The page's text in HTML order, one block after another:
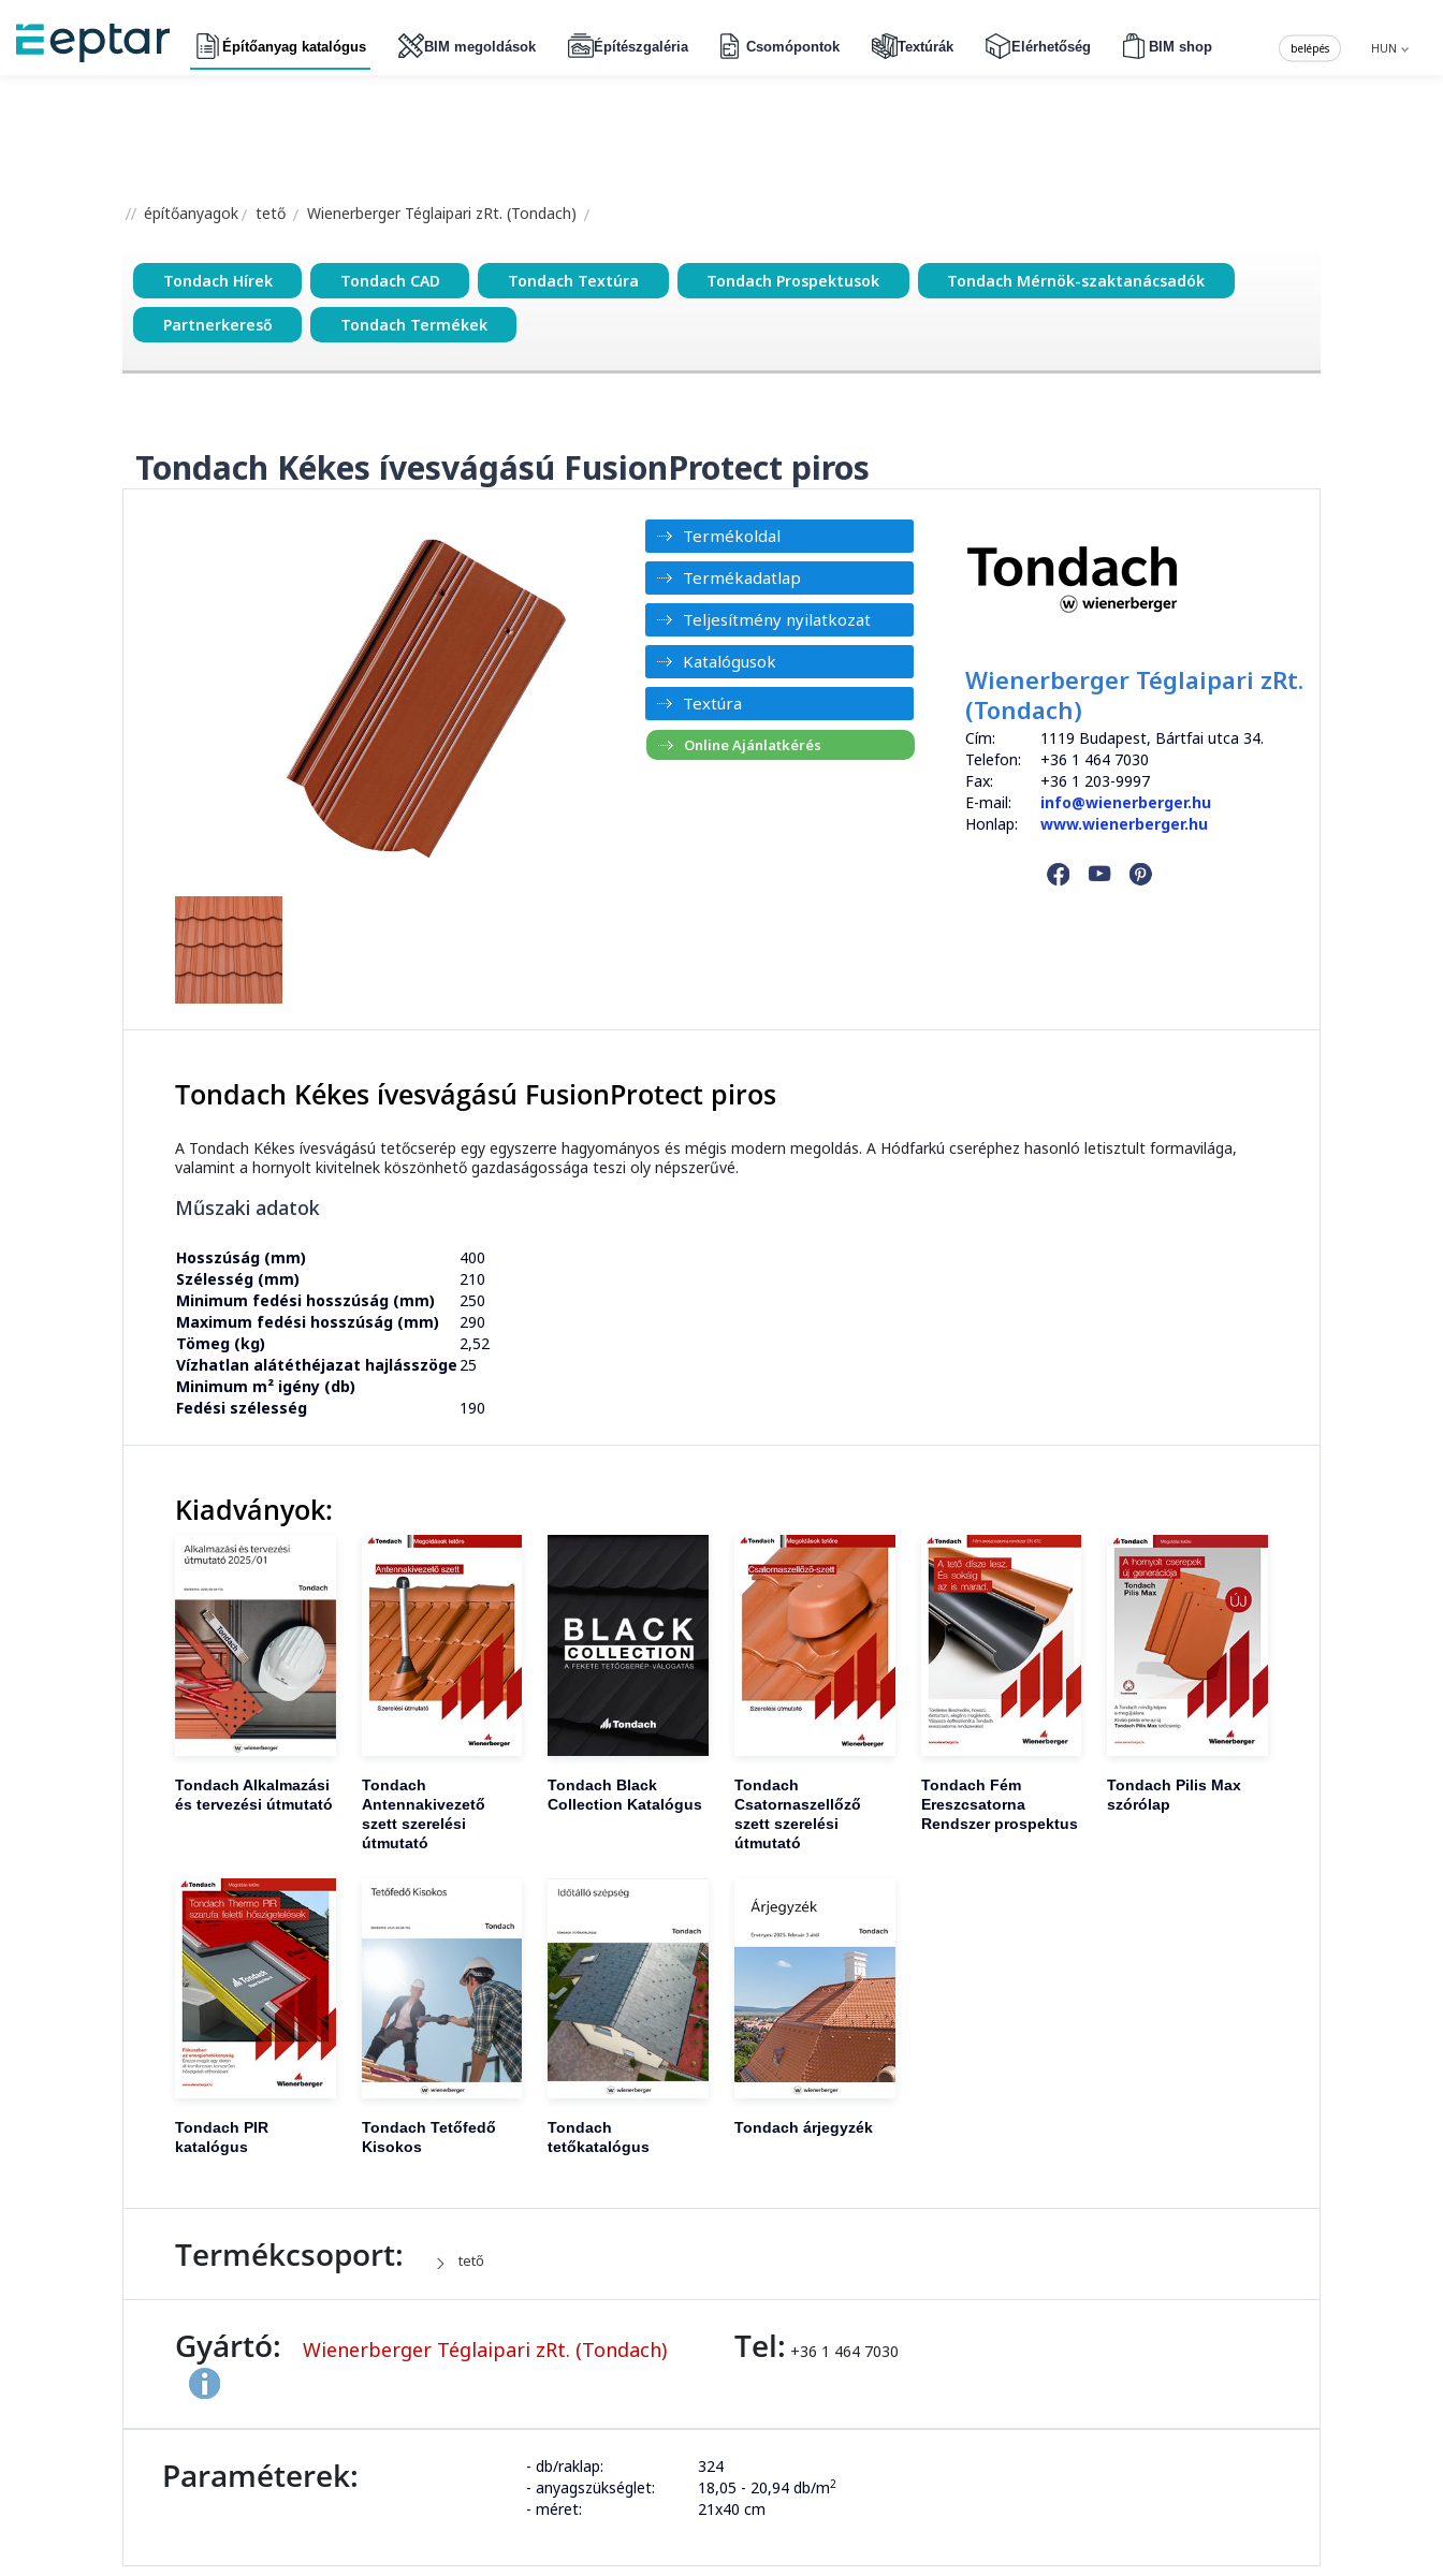
Építőanyag katalógus BIM megoldások Építészgaléria Csomópontok Textúrák Elérhetőség BIM shop HUN
belépés
építőanyagok tető Wienerberger Téglaipari zRt. (Tondach)
Tondach Hírek Tondach CAD Tondach Textúra Tondach Prospektusok Tondach Mérnök-szaktanácsadók
Partnerkereső Tondach Termékek
Tondach Kékes ívesvágású FusionProtect piros
Termékoldal
Termékadatlap
Teljesítmény nyilatkozat
Katalógusok
Textúra
Wienerberger Téglaipari zRt.
(Tondach)
Cím:
1119 Budapest, Bártfai utca 34.
Telefon:
+36 1 464 7030
Fax:
+36 1 203-9997
E-mail:
info@wienerberger.hu
Honlap:
www.wienerberger.hu
Tondach Kékes ívesvágású FusionProtect piros
A Tondach Kékes ívesvágású tetőcserép egy egyszerre hagyományos és mégis modern megoldás. A Hódfarkú cseréphez hasonló letisztult formavilága,
valamint a hornyolt kivitelnek köszönhető gazdaságossága teszi oly népszerűvé.
Műszaki adatok
Hosszúság (mm)
400
Szélesség (mm)
210
Minimum fedési hosszúság (mm)
250
Maximum fedési hosszúság (mm)
290
Tömeg (kg)
2,52
Vízhatlan alátéthéjazat hajlásszöge 25
Minimum m² igény (db)
Fedési szélesség
190
Kiadványok:
Tondach Alkalmazási
és tervezési útmutató
Tondach
Antennakivezető
szett szerelési
útmutató
Tondach Black
Collection Katalógus
Tondach
Csatornaszellőző
szett szerelési
útmutató
Tondach Fém
Ereszcsatorna
Rendszer prospektus
Tondach Pilis Max
szórólap
Tondach PIR
katalógus
Tondach Tetőfedő
Kisokos
Tondach
tetőkatalógus
Tondach árjegyzék
Termékcsoport: tető
Gyártó: Wienerberger Téglaipari zRt. (Tondach) Tel: +36 1 464 7030
Paraméterek: - db/raklap:
324
- anyagszükséglet:
18,05 - 20,94 db/m2
- méret: 21x40 cm